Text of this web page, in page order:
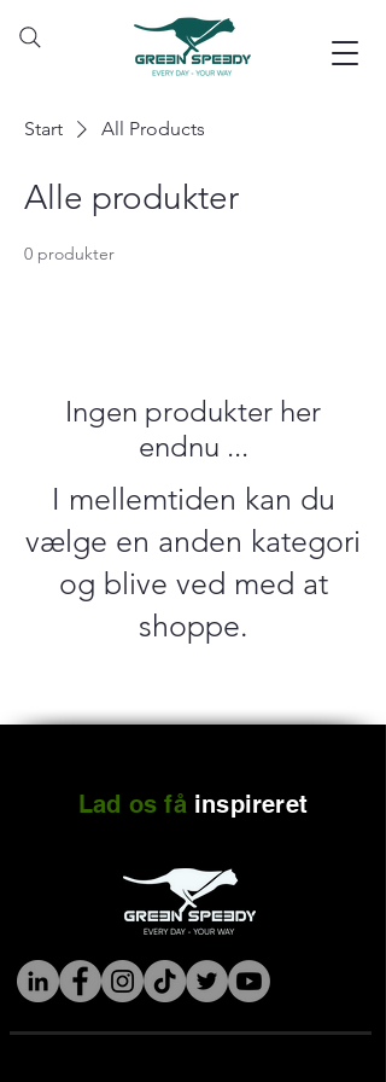
Start All Products
Alle produkter
0 produkter
Ingen produkter her
endnu ...
I mellemtiden kan du
vælge en anden kategori
og blive ved med at
shoppe.
Lad os få inspireret